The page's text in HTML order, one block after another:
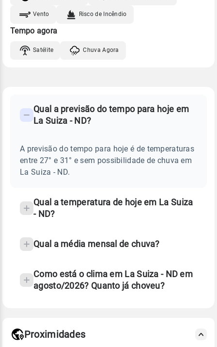
Vento Risco de Incêndio
Tempo agora
Satélite Chuva Agora
TEMPO
SUIZA
Perguntas
sobre
chuva
Qual a previsão do tempo para hoje em
La Suiza - ND?
A previsão do tempo para hoje é de temperaturas
entre 27° e 31° e sem possibilidade de chuva em
La Suiza - ND.
Qual a temperatura de hoje em La Suiza
- ND?
Qual a média mensal de chuva?
Como está o clima em La Suiza - ND em
agosto/2026? Quanto já choveu?
Proximidades